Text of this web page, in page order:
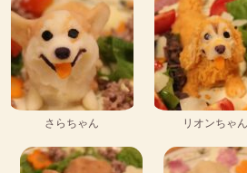
さらちゃん リオンちゃん